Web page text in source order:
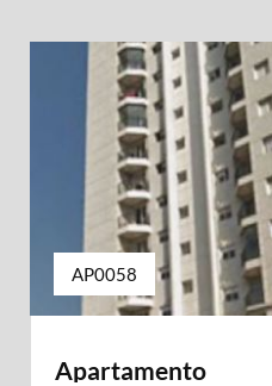
AP0058
Apartamento